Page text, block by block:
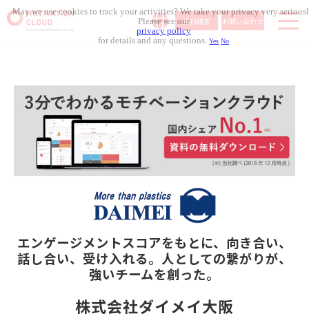
資料請求 お問い合わせ
料金体系
無料セミナー
お役立ち資料
コラム記事
組織人事メディア
エンゲージメントスコアをもとに、 向き合い、
話し合い、受け入れる。 人としての繋がりが、
強いチームを創った。
株式会社ダイメイ大阪
May we use cookies to track your activities? We take your privacy very
Please see our
privacy policy
for details and any questions.Yes No